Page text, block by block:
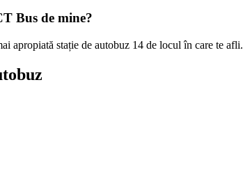
Bus de mine?
apropiată stație de autobuz 14 de locul în care te afli.